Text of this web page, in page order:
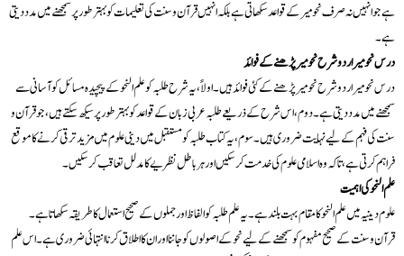
ہے جو انہیں نہ صرف نحومیر کے قواعد سکھاتی ہے بلکہ انہیں قرآن و سنت کی تعلیمات کو بہتر طور پر سمجھنے میں مدد دیتی
ہے۔
درس نحومیر اردو شرح نحومیر پڑھنے کے فوائد
درس نحومیر اردو شرح نحومیر پڑھنے کے کئی فوائد ہیں۔ اولاً، یہ شرح طلبہ کو علم النحو کے پیچیدہ مسائل کو آسانی سے
سمجھنے میں مدد دیتی ہے۔ دوم، اس شرح کے ذریعے طلبہ عربی زبان کے قواعد کو بہتر طور پر سیکھ سکتے ہیں، جو قرآن و
سنت کی فہم کے لیے نہایت ضروری ہیں۔ سوم، یہ کتاب طلبہ کو مستقبل میں دینی علوم میں مزید ترقی کرنے کا موقع
فراہم کرتی ہے، تاکہ وہ اسلامی علوم کی خدمت کر سکیں اور ہر باطل نظریے کا مدلل تعاقب کر سکیں۔
علم النحو کی اہمیت
علوم دینیہ میں علم النحو کا مقام بہت بلند ہے۔ یہ علم طلبہ کو الفاظ اور جملوں کے صحیح استعمال کا طریقہ سکھاتا ہے۔
قرآن و سنت کے صحیح مفہوم کو سمجھنے کے لیے نحو کے اصولوں کو جاننا اور ان کا اطلاق کرنا انتہائی ضروری ہے۔ اس علم